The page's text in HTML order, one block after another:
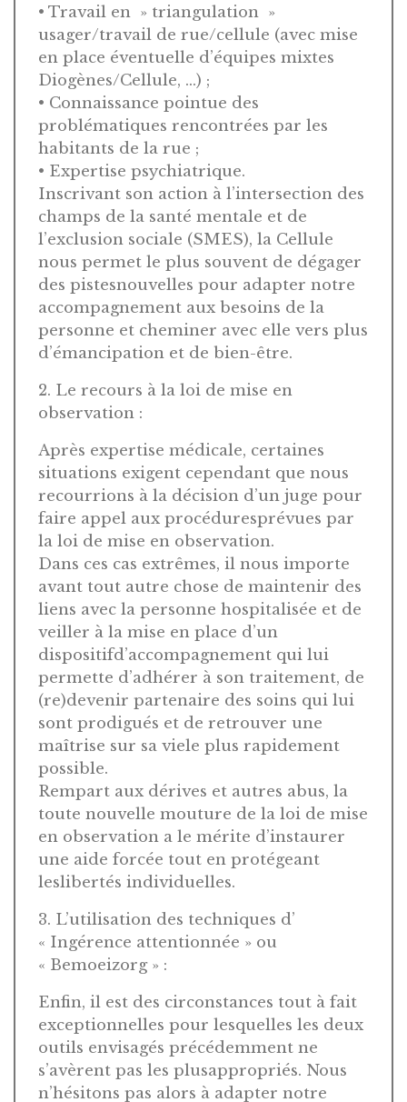
• Travail en » triangulation »
usager/travail de rue/cellule (avec mise
en place éventuelle d’équipes mixtes
Diogènes/Cellule, …) ;
• Connaissance pointue des
problématiques rencontrées par les
habitants de la rue ;
• Expertise psychiatrique.
Inscrivant son action à l’intersection des
champs de la santé mentale et de
l’exclusion sociale (SMES), la Cellule
nous permet le plus souvent de dégager
des pistesnouvelles pour adapter notre
accompagnement aux besoins de la
personne et cheminer avec elle vers plus
d’émancipation et de bien-être.
2. Le recours à la loi de mise en
observation :
Après expertise médicale, certaines
situations exigent cependant que nous
recourrions à la décision d’un juge pour
faire appel aux procéduresprévues par
la loi de mise en observation.
Dans ces cas extrêmes, il nous importe
avant tout autre chose de maintenir des
liens avec la personne hospitalisée et de
veiller à la mise en place d’un
dispositifd’accompagnement qui lui
permette d’adhérer à son traitement, de
(re)devenir partenaire des soins qui lui
sont prodigués et de retrouver une
maîtrise sur sa viele plus rapidement
possible.
Rempart aux dérives et autres abus, la
toute nouvelle mouture de la loi de mise
en observation a le mérite d’instaurer
une aide forcée tout en protégeant
leslibertés individuelles.
3. L’utilisation des techniques d’
« Ingérence attentionnée » ou
« Bemoeizorg » :
Enfin, il est des circonstances tout à fait
exceptionnelles pour lesquelles les deux
outils envisagés précédemment ne
s’avèrent pas les plusappropriés. Nous
n’hésitons pas alors à adapter notre